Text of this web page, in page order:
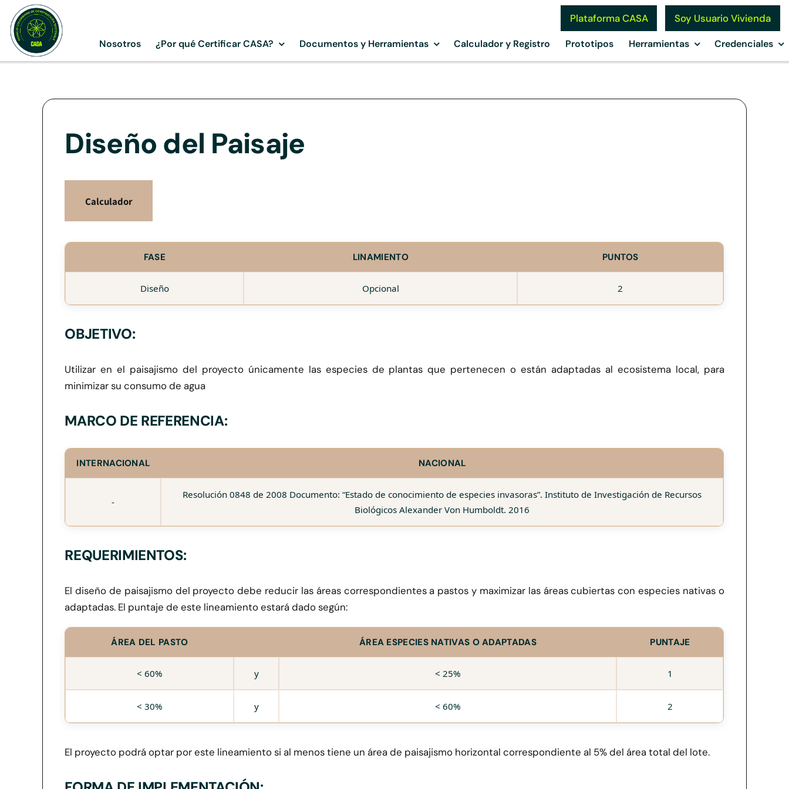
content
Plataforma CASA Soy Usuario Vivienda
Nosotros ¿Por qué Certificar CASA? Documentos y Herramientas Calculador y Registro Prototipos Herramientas Credenciales
Diseño del Paisaje
Calculador
FASE LINAMIENTO PUNTOS
Diseño Opcional 2
OBJETIVO:
Utilizar en el paisajismo del proyecto únicamente las especies de plantas que pertenecen o están adaptadas al ecosistema local, para
minimizar su consumo de agua
MARCO DE REFERENCIA:
INTERNACIONAL NACIONAL
-
Resolución 0848 de 2008 Documento: “Estado de conocimiento de especies invasoras”. Instituto de Investigación de Recursos
Biológicos Alexander Von Humboldt. 2016
REQUERIMIENTOS:
El diseño de paisajismo del proyecto debe reducir las áreas correspondientes a pastos y maximizar las áreas cubiertas con especies nativas o
adaptadas. El puntaje de este lineamiento estará dado según:
ÁREA DEL PASTO ÁREA ESPECIES NATIVAS O ADAPTADAS PUNTAJE
< 60% y < 25% 1
< 30% y < 60% 2
El proyecto podrá optar por este lineamiento si al menos tiene un área de paisajismo horizontal correspondiente al 5% del área total del lote.